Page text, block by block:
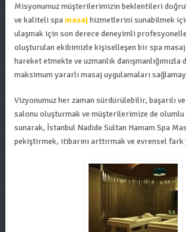
Misyonumuz müşterilerimizin beklentileri
ve kaliteli spa masajhizmetlerini sunabilmek
ulaşmak için son derece deneyimli
oluşturulan ekibimizle kişiselleşen bir spa masaj
hareket etmekte ve uzmanlık
maksimum yararlı masaj uygulamaları
Vizyonumuz her zaman sürdürülebilir, başarılı
salonu oluşturmak ve müşterilerimize de olumlu
sunarak, İstanbul Nadide Sultan Hamam Spa
pekiştirmek, itibarını arttırmak ve evrensel fark